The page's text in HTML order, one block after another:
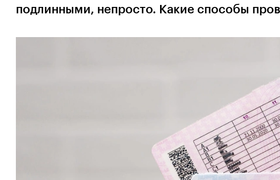
подлинными, непросто. Какие способы